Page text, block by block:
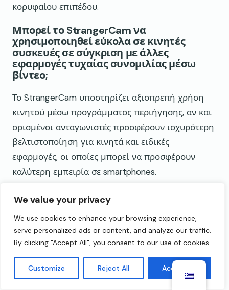
We value your privacy
We use cookies to enhance your browsing experience,
serve personalized ads or content, and analyze our traffic.
By clicking "Accept All", you consent to our use of cookies.
Customize Reject All Accept All
κορυφαίου επιπέδου.
Μπορεί το StrangerCam να
χρησιμοποιηθεί εύκολα σε κινητές
συσκευές σε σύγκριση με άλλες
εφαρμογές τυχαίας συνομιλίας μέσω
βίντεο;
Το StrangerCam υποστηρίζει αξιοπρεπή χρήση
κινητού μέσω προγράμματος περιήγησης, αν και
ορισμένοι ανταγωνιστές προσφέρουν ισχυρότερη
βελτιστοποίηση για κινητά και ειδικές
εφαρμογές, οι οποίες μπορεί να προσφέρουν
καλύτερη εμπειρία σε smartphones.
Τι πρέπει να λάβουν υπόψη οι χρήστες
σχετικά με την ποιότητα βίντεο και ήχου
στο StrangerCam σε σύγκριση με άλλους
ιστότοπους;
σταθερότητα βίντεο και καθαρότητα ήχου που
είναι κατάλληλη για χαλαρή συνομιλία, αλλά η